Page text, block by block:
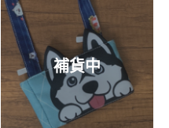
補貨中